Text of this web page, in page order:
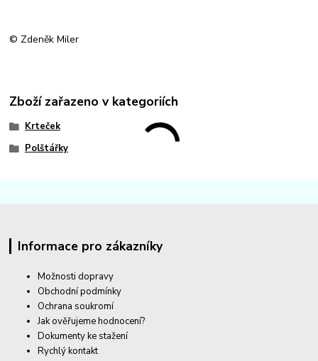
© Zdeněk Miler
Zboží zařazeno v kategoriích
Krteček
Polštářky
Informace pro zákazníky
Možnosti dopravy
Obchodní podmínky
Ochrana soukromí
Jak ověřujeme hodnocení?
Dokumenty ke stažení
Rychlý kontakt